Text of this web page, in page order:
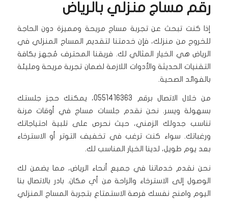
رقم مساج منزلي بالرياض
إذا كنت تبحث عن تجربة مساج مريحة ومميزة دون الحاجة
للخروج من منزلك، فإن خدمتنا لتقديم المساج المنزلي في
الرياض هي الخيار المثالي لك. فريقنا المحترف مُجهز بكافة
التقنيات الحديثة والأدوات اللازمة لضمان تجربة مريحة ومليئة
بالفوائد الصحية.
من خلال الاتصال برقم 0551416363، يمكنك حجز جلستك
بسهولة ويسر. نحن نقدم جلسات مساج في أوقات مرنة
تناسب جدولك الزمني، حيث نحرص على تلبية احتياجاتك
ورغباتك. سواء كنت ترغب في تخفيف التوتر أو الاسترخاء
بعد يوم طويل، لدينا الخيار المناسب لك.
نحن نقدم خدماتنا في جميع أنحاء الرياض، مما يضمن لك
الوصول إلى الاسترخاء والراحة من أي مكان. بادر بالاتصال بنا
اليوم وامنح نفسك فرصة الاستمتاع بتجربة المساج المنزلي